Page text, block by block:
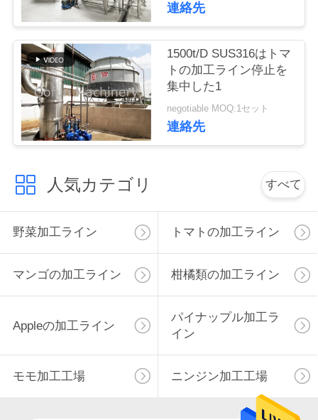
質
に
連
絡
し
さ
い
連絡先
1500t/D SUS316はトマ
トの加工ライン停止を
集中した1
negotiable MOQ:1セット
連絡先
人気カテゴリ すべて
野菜加工ライン トマトの加工ライン
マンゴの加工ライン 柑橘類の加工ライン
Appleの加工ライン
パイナップル加工ラ
イン
モモ加工工場 ニンジン加工工場